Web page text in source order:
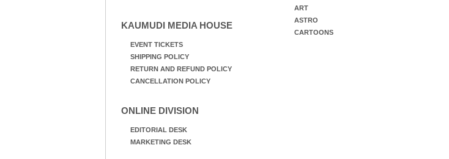
KAUMUDI MEDIA HOUSE
EVENT TICKETS
SHIPPING POLICY
RETURN AND REFUND POLICY
CANCELLATION POLICY
ONLINE DIVISION
EDITORIAL DESK
MARKETING DESK
ART
ASTRO
CARTOONS